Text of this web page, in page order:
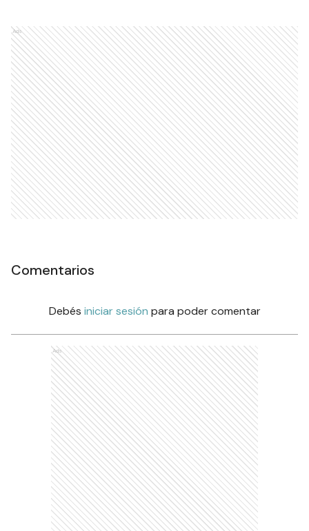
Ads
Comentarios
Debés iniciar sesión para poder comentar
Ads